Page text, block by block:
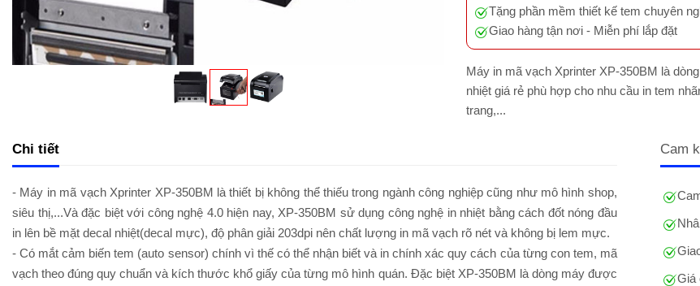
Tặng phần mềm thiết kế tem chuyên
Giao hàng tận nơi - Miễn phí lắp đặt
Máy in mã vạch Xprinter XP-350BM là
nhiệt giá rẻ phù hợp cho nhu cầu in tem
trang,...
Chi tiết
- Máy in mã vạch Xprinter XP-350BM là thiết bị không thể thiếu trong ngành công nghiệp cũng như mô hình shop,
siêu thị,...Và đặc biệt với công nghệ 4.0 hiện nay, XP-350BM sử dụng công nghệ in nhiệt bằng cách đốt nóng đầu
in lên bề mặt decal nhiệt(decal mực), độ phân giải 203dpi nên chất lượng in mã vạch rõ nét và không bị lem mực.
- Có mắt cảm biến tem (auto sensor) chính vì thế có thể nhận biết và in chính xác quy cách của từng con tem, mã
vạch theo đúng quy chuẩn và kích thước khổ giấy của từng mô hình quán. Đặc biệt XP-350BM là dòng máy được
Cam
Giá